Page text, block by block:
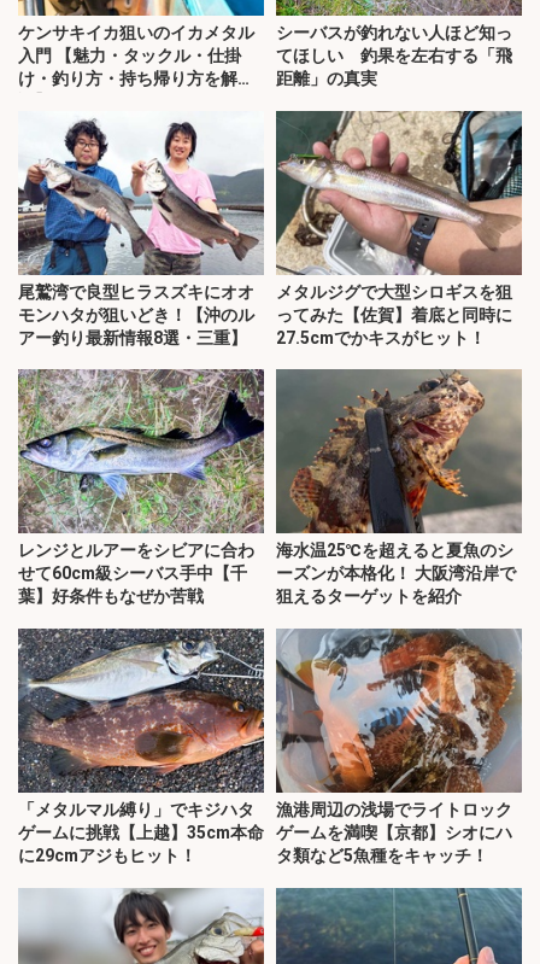
ケンサキイカ狙いのイカメタル
入門 【魅力・タックル・仕掛
け・釣り方・持ち帰り方を解
シーバスが釣れない人ほど知っ
てほしい 釣果を左右する「飛
距離」の真実
尾鷲湾で良型ヒラスズキにオオ
モンハタが狙いどき！【沖のル
アー釣り最新情報8選・三重】
メタルジグで大型シロギスを狙
ってみた【佐賀】着底と同時に
27.5cmでかキスがヒット！
レンジとルアーをシビアに合わ
せて60cm級シーバス手中【千
葉】好条件もなぜか苦戦
海水温25℃を超えると夏魚のシ
ーズンが本格化！ 大阪湾沿岸で
狙えるターゲットを紹介
「メタルマル縛り」でキジハタ
ゲームに挑戦【上越】35cm本命
に29cmアジもヒット！
漁港周辺の浅場でライトロック
ゲームを満喫【京都】シオにハ
タ類など5魚種をキャッチ！